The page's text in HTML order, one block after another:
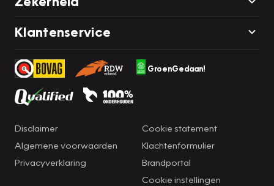
Klantenservice
GroenGedaan!
Disclaimer
Algemene voorwaarden
Privacyverklaring
Cookie statement
Klachtenformulier
Brandportal
Cookie instellingen